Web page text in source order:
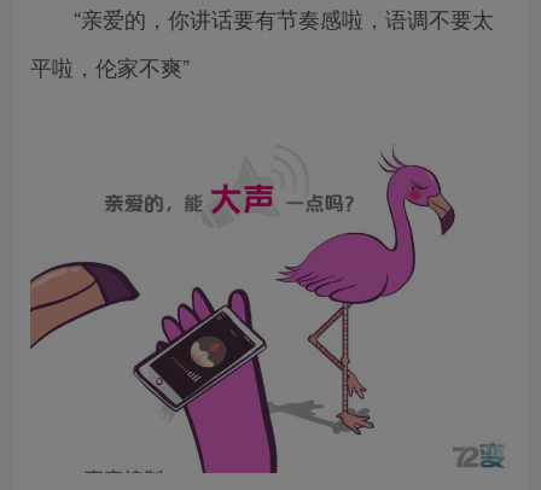
“亲爱的，你讲话要有节奏感啦，语调不要太
平啦，伦家不爽”